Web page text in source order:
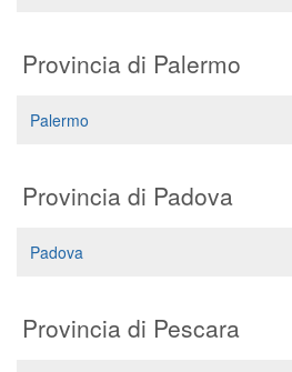
Provincia di Palermo
Palermo
Provincia di Padova
Padova
Provincia di Pescara